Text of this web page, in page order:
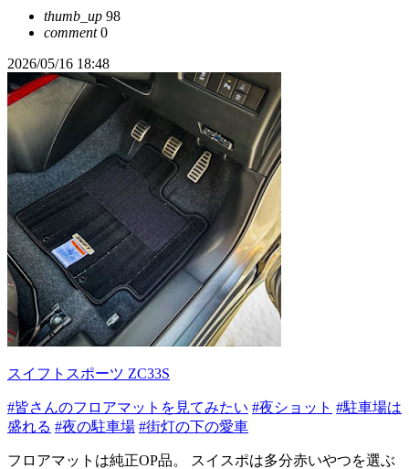
thumb_up 98
comment0
2026/05/16 18:48
スイフトスポーツ ZC33S
#皆さんのフロアマットを見てみたい #夜ショット #駐車場は
盛れる #夜の駐車場 #街灯の下の愛車
フロアマットは純正OP品。 スイスポは多分赤いやつを選ぶ